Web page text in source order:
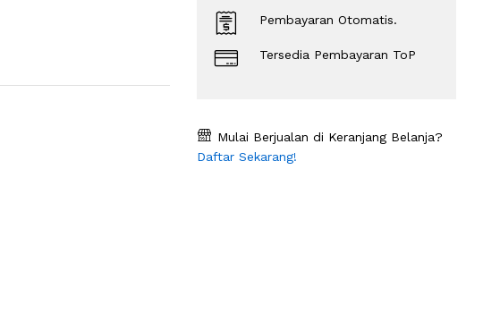
Pembayaran Otomatis.
Tersedia Pembayaran ToP
Mulai Berjualan di Keranjang Belanja?
Daftar Sekarang!